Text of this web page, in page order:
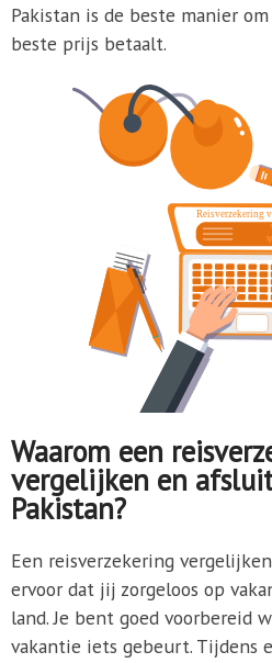
Pakistan is de beste manier
beste prijs betaalt.
Waarom een
vergelijken en
Pakistan?
Een reisverzekering
ervoor dat jij zorgeloos op
land. Je bent goed voorbereid
vakantie iets gebeurt. Tijdens